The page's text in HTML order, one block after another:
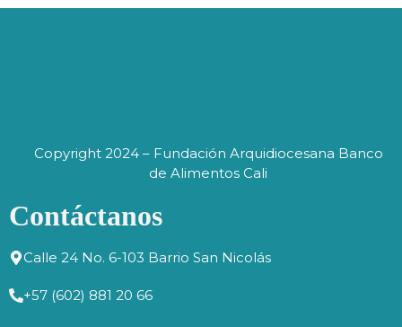
Copyright 2024 – Fundación Arquidiocesana Banco
de Alimentos Cali
Contáctanos
Calle 24 No. 6-103 Barrio San Nicolás
+57 (602) 881 20 66